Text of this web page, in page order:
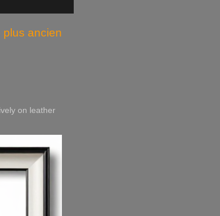
plus ancien
on leather